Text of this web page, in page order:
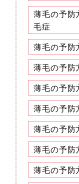
薄毛の予防
毛症
薄毛の予防
薄毛の予防
薄毛の予防
薄毛の予防
薄毛の予防
薄毛の予防
薄毛の予防